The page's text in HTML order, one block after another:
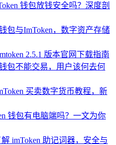
钱包放钱安全吗？深度剖
包与ImToken，数字资产存储
2.5.1 版本官网下载指南
包不能交易，用户该何去何
买卖数字货币教程，新
钱包有电脑端吗？一文为你
imToken 助记词器，安全与